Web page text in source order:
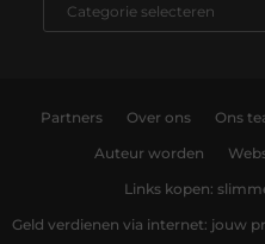
Partners Over ons Ons
Auteur worden
Links kopen:
Geld verdienen via internet: jouw